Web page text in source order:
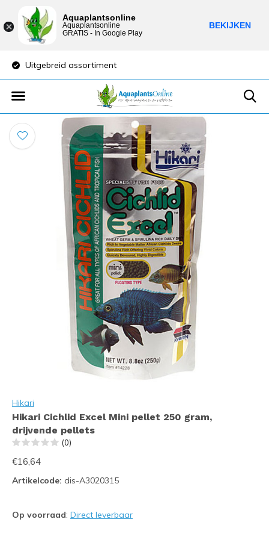
Uitgebreid assortiment
Hikari
Hikari Cichlid Excel Mini pellet 250 gram,
drijvende pellets
(0)
€16,64
Artikelcode: dis-A3020315
Op voorraad: Direct leverbaar
Aquaplantsonline
Aquaplantsonline
GRATIS - In Google Play
BEKIJKEN